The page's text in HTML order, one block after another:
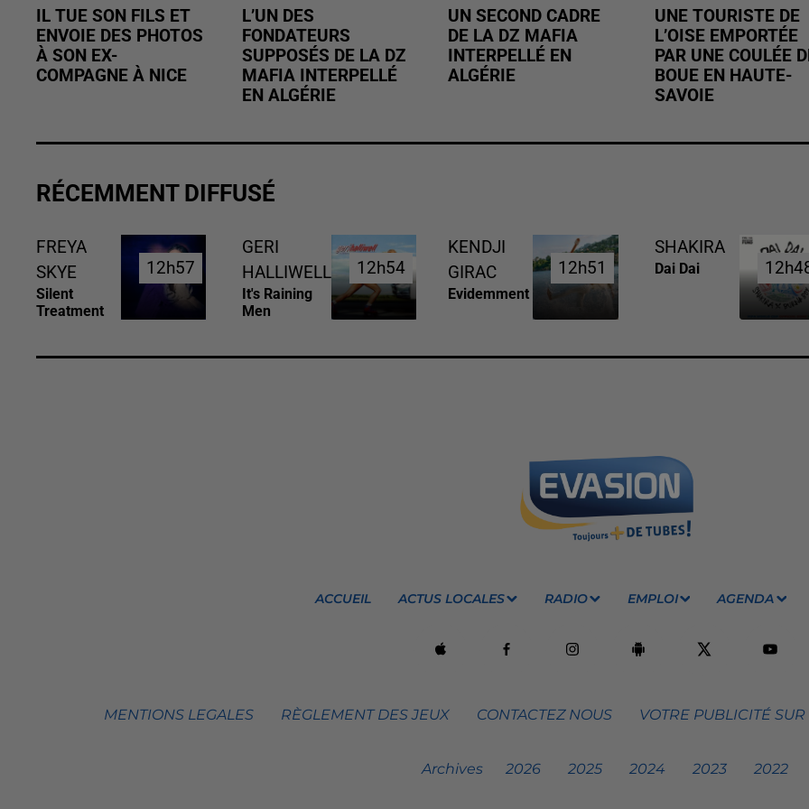
IL TUE SON FILS ET
ENVOIE DES PHOTOS
À SON EX-
COMPAGNE À NICE
L’UN DES
FONDATEURS
SUPPOSÉS DE LA DZ
MAFIA INTERPELLÉ
EN ALGÉRIE
UN SECOND CADRE
DE LA DZ MAFIA
INTERPELLÉ EN
ALGÉRIE
UNE TOURISTE DE
L’OISE EMPORTÉE
PAR UNE COULÉE
BOUE EN HAUTE-
SAVOIE
RÉCEMMENT DIFFUSÉ
FREYA
SKYE
Silent
Treatment
12h57
12h57
GERI
HALLIWELL
It's Raining
Men
12h54
12h54
KENDJI
GIRAC
Evidemment
12h51
12h51
SHAKIRA
Dai Dai
ACCUEIL ACTUS LOCALES RADIO EMPLOI AGENDA
MENTIONS LEGALES RÈGLEMENT DES JEUX CONTACTEZ NOUS VOTRE PUBLICITÉ
Archives 2026 2025 2024 2023 2022